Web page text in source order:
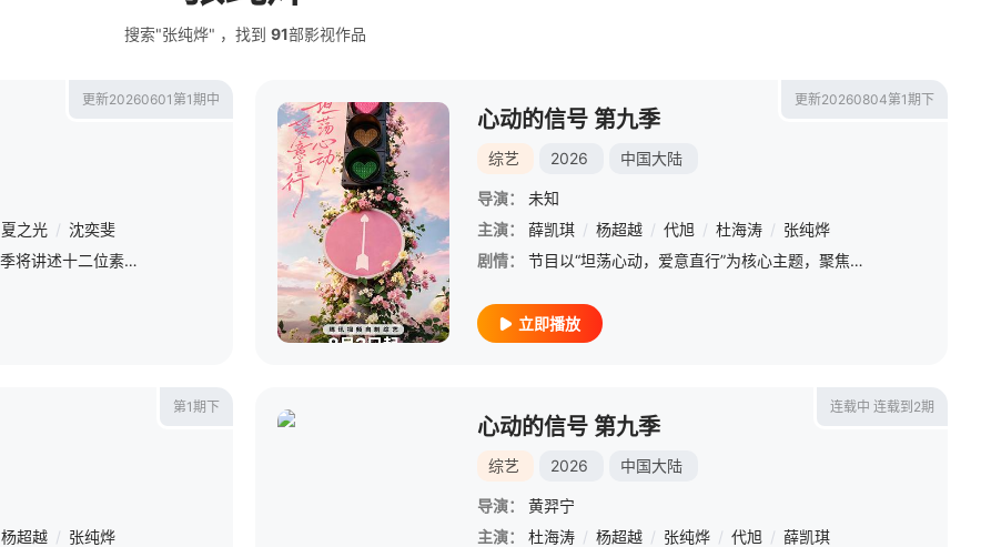
搜索"张纯烨" ，找到 91部影视作品
更新20260601第1期中
夏之光 / 沈奕斐
命定指引，赤诚相爱。第五季将讲述十二位素人嘉宾的恋爱故事，他们历经命运选择、心动拉扯与现实抉择，在真诚奔赴中直面情感挑战、完成自我成长，呈现热烈又坦荡的半熟龄恋爱图景。
更新20260804第1期下
心动的信号 第九季
综艺 2026 中国大陆
导演：
未知
主演：
薛凯琪 / 杨超越 / 代旭 / 杜海涛 / 张纯烨
剧情：
节目以“坦荡心动，爱意直行”为核心主题，聚焦真诚直白的新式恋爱，告别无效拉扯，走进心动小屋，见证单身青年之间萌生的浪漫情愫。
立即播放
第1期下
杨超越 / 张纯烨
连载中 连载到2期
心动的信号 第九季
综艺 2026 中国大陆
导演：
黄羿宁
主演：
杜海涛 / 杨超越 / 张纯烨 / 代旭 / 薛凯琪